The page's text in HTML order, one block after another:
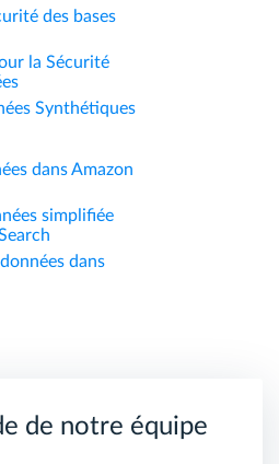
des bases
la Sécurité
Synthétiques
dans Amazon
simplifiée
dans
de notre équipe